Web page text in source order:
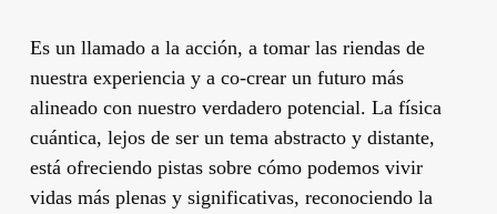
Es un llamado a la acción, a tomar las riendas de
nuestra experiencia y a co-crear un futuro más
alineado con nuestro verdadero potencial. La física
cuántica, lejos de ser un tema abstracto y distante,
está ofreciendo pistas sobre cómo podemos vivir
vidas más plenas y significativas, reconociendo la